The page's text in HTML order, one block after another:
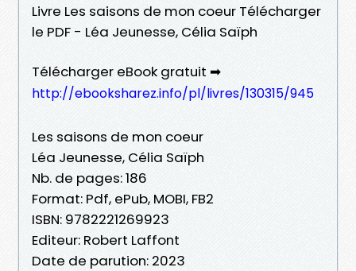
Livre Les saisons de mon coeur Télécharger
le PDF - Léa Jeunesse, Célia Saïph
Télécharger eBook gratuit ➡
http://ebooksharez.info/pl/livres/130315/945
Les saisons de mon coeur
Léa Jeunesse, Célia Saïph
Nb. de pages: 186
Format: Pdf, ePub, MOBI, FB2
ISBN: 9782221269923
Editeur: Robert Laffont
Date de parution: 2023